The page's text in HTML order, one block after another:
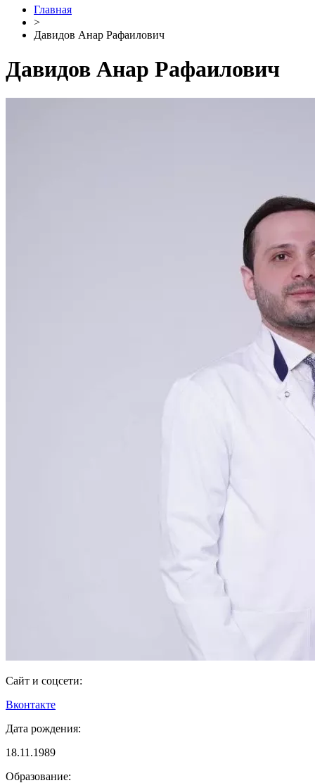
Главная
>
Давидов Анар Рафаилович
Давидов Анар Рафаилович
Сайт и соцсети:
Вконтакте
Дата рождения:
18.11.1989
Образование: